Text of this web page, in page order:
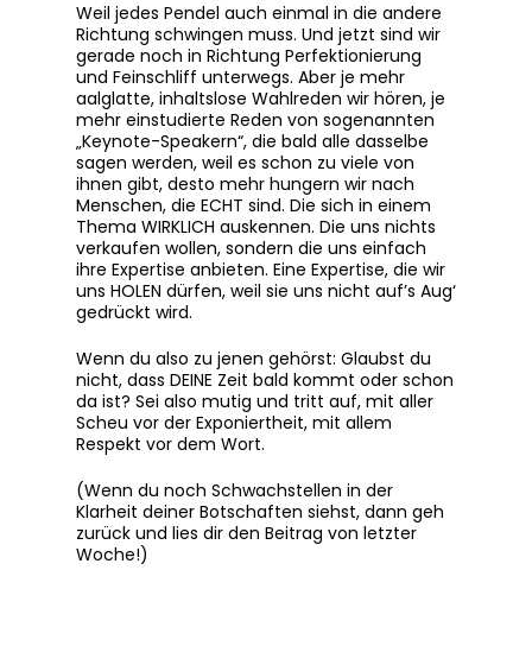
Weil jedes Pendel auch einmal in die andere
Richtung schwingen muss. Und jetzt sind wir
gerade noch in Richtung Perfektionierung
und Feinschliff unterwegs. Aber je mehr
aalglatte, inhaltslose Wahlreden wir hören, je
mehr einstudierte Reden von sogenannten
„Keynote-Speakern“, die bald alle dasselbe
sagen werden, weil es schon zu viele von
ihnen gibt, desto mehr hungern wir nach
Menschen, die ECHT sind. Die sich in einem
Thema WIRKLICH auskennen. Die uns nichts
verkaufen wollen, sondern die uns einfach
ihre Expertise anbieten. Eine Expertise, die wir
uns HOLEN dürfen, weil sie uns nicht auf’s Aug‘
gedrückt wird.
Wenn du also zu jenen gehörst: Glaubst du
nicht, dass DEINE Zeit bald kommt oder schon
da ist? Sei also mutig und tritt auf, mit aller
Scheu vor der Exponiertheit, mit allem
Respekt vor dem Wort.
(Wenn du noch Schwachstellen in der
Klarheit deiner Botschaften siehst, dann geh
zurück und lies dir den Beitrag von letzter
Woche!)